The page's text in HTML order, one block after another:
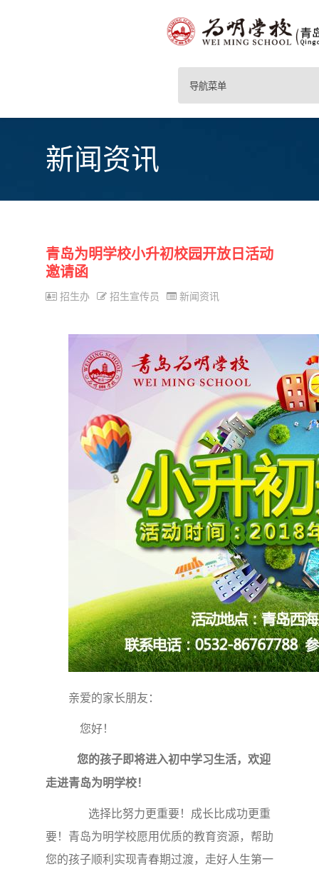
导航菜单
新闻资讯
青岛为明学校小升初校园开放日活动
邀请函
招生办 招生宣传员 新闻资讯
亲爱的家长朋友：
您好！
您的孩子即将进入初中学习生活，欢迎
走进青岛为明学校！
选择比努力更重要！成长比成功更重
要！青岛为明学校愿用优质的教育资源，帮助
您的孩子顺利实现青春期过渡，走好人生第一